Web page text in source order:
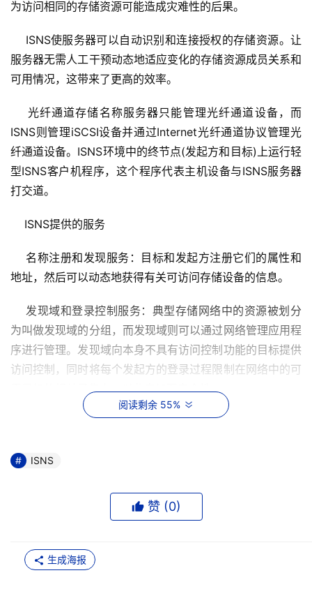
为访问相同的存储资源可能造成灾难性的后果。
ISNS使服务器可以自动识别和连接授权的存储资源。让
服务器无需人工干预动态地适应变化的存储资源成员关系和
可用情况，这带来了更高的效率。
光纤通道存储名称服务器只能管理光纤通道设备，而
ISNS则管理iSCSI设备并通过Internet光纤通道协议管理光
纤通道设备。ISNS环境中的终节点(发起方和目标)上运行轻
型ISNS客户机程序，这个程序代表主机设备与ISNS服务器
打交道。
ISNS提供的服务
名称注册和发现服务：目标和发起方注册它们的属性和
地址，然后可以动态地获得有关可访问存储设备的信息。
发现域和登录控制服务：典型存储网络中的资源被划分
为叫做发现域的分组，而发现域则可以通过网络管理应用程
序进行管理。发现域向本身不具有访问控制功能的目标提供
访问控制，同时将每个发起方的登录过程限制在网络中的可
用目标的相关子集上，以此来加强安全性。
状态变化通知服务：ISNS服务器将可能影响存储节点运
离线、发现域成员关系变化以及网络中出现链路故障等事件
拓扑结构中的变化，这对于可伸缩性和可用性非常重要。
有关光纤通道和iSCSI设备以及在多协议环境中这两种设备
之间的映射关系的信息。映射的信息可供任意授权的ISNS
阅读剩余 55%
ISNS
赞 (0)
生成海报